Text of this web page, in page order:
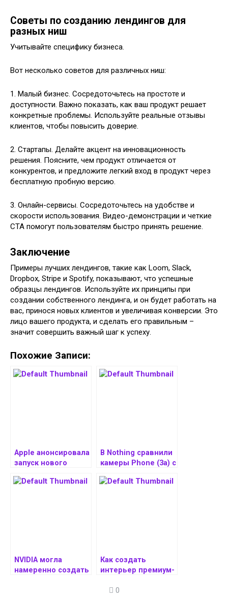
Советы по созданию лендингов для
разных ниш
Учитывайте специфику бизнеса.
Вот несколько советов для различных ниш:
1. Малый бизнес. Сосредоточьтесь на простоте и
доступности. Важно показать, как ваш продукт решает
конкретные проблемы. Используйте реальные отзывы
клиентов, чтобы повысить доверие.
2. Стартапы. Делайте акцент на инновационность
решения. Поясните, чем продукт отличается от
конкурентов, и предложите легкий вход в продукт через
бесплатную пробную версию.
3. Онлайн-сервисы. Сосредоточьтесь на удобстве и
скорости использования. Видео-демонстрации и четкие
CTA помогут пользователям быстро принять решение.
Заключение
Примеры лучших лендингов, такие как Loom, Slack,
Dropbox, Stripe и Spotify, показывают, что успешные
образцы лендингов. Используйте их принципы при
создании собственного лендинга, и он будет работать на
вас, принося новых клиентов и увеличивая конверсии. Это
лицо вашего продукта, и сделать его правильным –
значит совершить важный шаг к успеху.
Похожие Записи:
Apple анонсировала
запуск нового
следующую среду
В Nothing сравнили
камеры Phone (3a) с
примеры
NVIDIA могла
намеренно создать
Как создать
интерьер премиум-
детали, которые
0